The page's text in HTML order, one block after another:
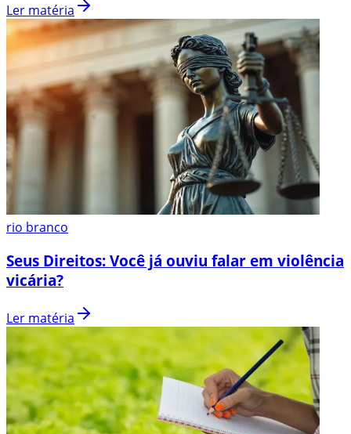
Ler matéria
rio branco
Seus Direitos: Você já ouviu falar em violência
vicária?
Ler matéria